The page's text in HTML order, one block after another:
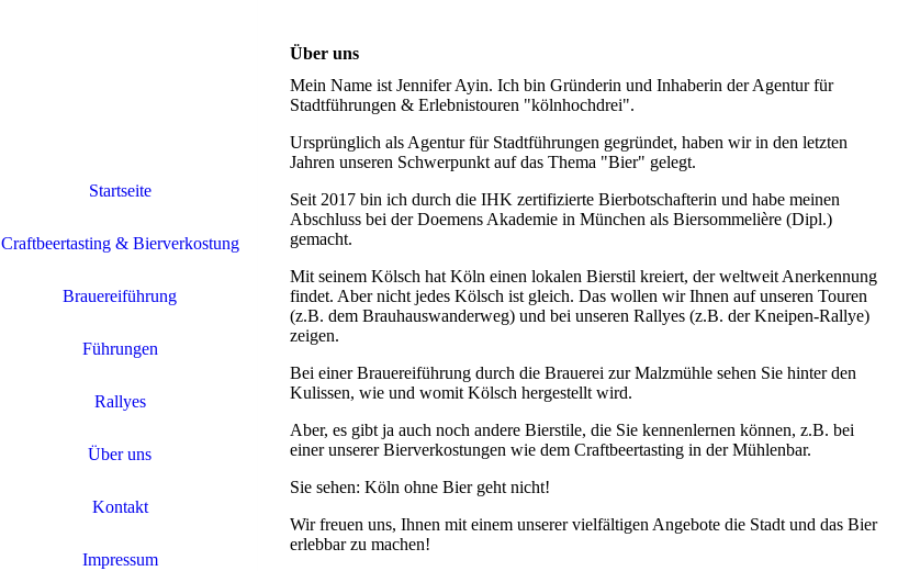
Startseite
Craftbeertasting & Bierverkostung
Brauereiführung
Führungen
Rallyes
Über uns
Kontakt
Impressum
Über uns
Mein Name ist Jennifer Ayin. Ich bin Gründerin und Inhaberin der Agentur für
Stadtführungen & Erlebnistouren "kölnhochdrei".
Ursprünglich als Agentur für Stadtführungen gegründet, haben wir in den letzten
Jahren unseren Schwerpunkt auf das Thema "Bier" gelegt.
Seit 2017 bin ich durch die IHK zertifizierte Bierbotschafterin und habe meinen
Abschluss bei der Doemens Akademie in München als Biersommelière (Dipl.)
gemacht.
Mit seinem Kölsch hat Köln einen lokalen Bierstil kreiert, der weltweit Anerkennung
findet. Aber nicht jedes Kölsch ist gleich. Das wollen wir Ihnen auf unseren Touren
(z.B. dem Brauhauswanderweg) und bei unseren Rallyes (z.B. der Kneipen-Rallye)
zeigen.
Bei einer Brauereiführung durch die Brauerei zur Malzmühle sehen Sie hinter den
Kulissen, wie und womit Kölsch hergestellt wird.
Aber, es gibt ja auch noch andere Bierstile, die Sie kennenlernen können, z.B. bei
einer unserer Bierverkostungen wie dem Craftbeertasting in der Mühlenbar.
Sie sehen: Köln ohne Bier geht nicht!
Wir freuen uns, Ihnen mit einem unserer vielfältigen Angebote die Stadt und das Bier
erlebbar zu machen!